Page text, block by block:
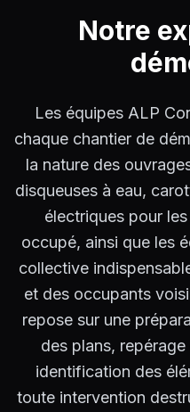
Notre
Les équipes ALP
chaque chantier de
la nature des
disqueuses à eau,
électriques pour
occupé, ainsi que les
collective
et des occupants
repose sur une
des plans,
identification des
toute intervention